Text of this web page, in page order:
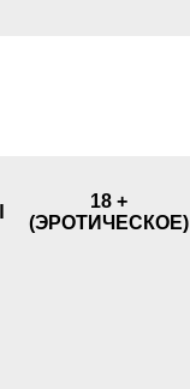
18 +
(ЭРОТИЧЕСКОЕ)